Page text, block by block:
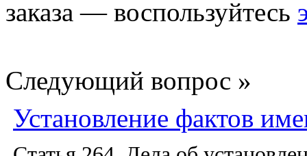
заказа — воспользуйтесь
Следующий вопрос »
Установление фактов